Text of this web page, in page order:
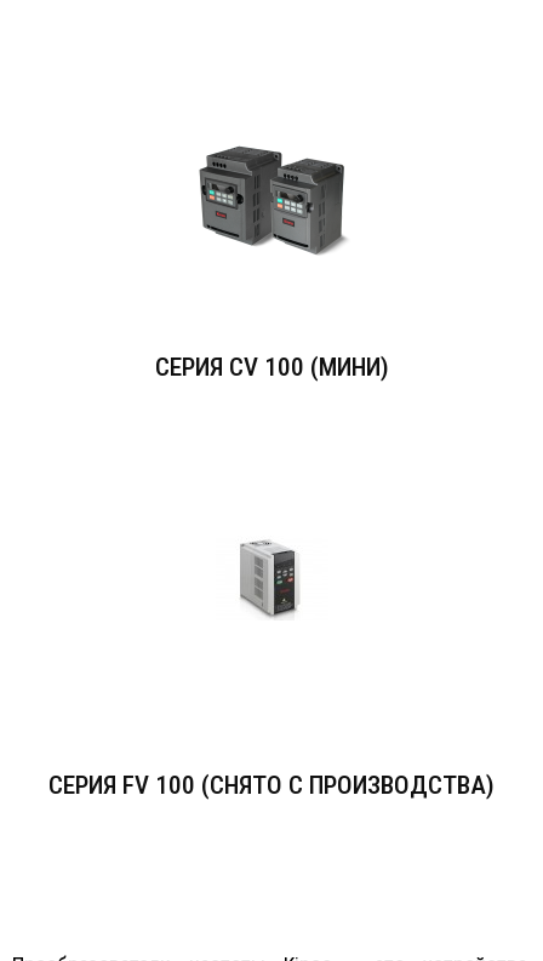
СЕРИЯ СV 100 (МИНИ)
СЕРИЯ FV 100 (СНЯТО С ПРОИЗВОДСТВА)